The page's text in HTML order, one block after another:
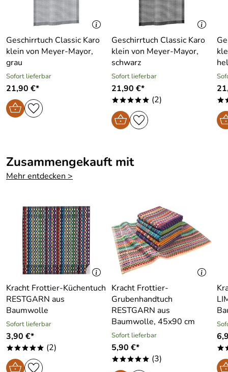
Geschirrtuch Classic Karo
klein von Meyer-Mayor,
grau
Sofort lieferbar
21,90 €*
Geschirrtuch Classic Karo
klein von Meyer-Mayor,
schwarz
Sofort lieferbar
21,90 €*
***** (2)
Zusammengekauft mit
Mehr entdecken >
Kracht Frottier-Küchentuch
RESTGARN aus
Baumwolle
Sofort lieferbar
3,90 €*
***** (2)
Kracht Frottier-
Grubenhandtuch
RESTGARN aus
Baumwolle, 45x90 cm
Sofort lieferbar
5,90 €*
***** (3)